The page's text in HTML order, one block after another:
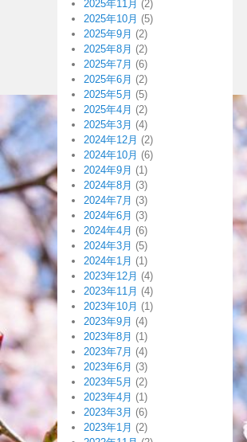
2025年11月 (2)
2025年10月 (5)
2025年9月 (2)
2025年8月 (2)
2025年7月 (6)
2025年6月 (2)
2025年5月 (5)
2025年4月 (2)
2025年3月 (4)
2024年12月 (2)
2024年10月 (6)
2024年9月 (1)
2024年8月 (3)
2024年7月 (3)
2024年6月 (3)
2024年4月 (6)
2024年3月 (5)
2024年1月 (1)
2023年12月 (4)
2023年11月 (4)
2023年10月 (1)
2023年9月 (4)
2023年8月 (1)
2023年7月 (4)
2023年6月 (3)
2023年5月 (2)
2023年4月 (1)
2023年3月 (6)
2023年1月 (2)